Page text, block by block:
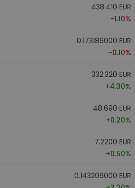
438.410 EUR
-1.10%
0.173186000 EUR
-0.10%
332.320 EUR
+4.30%
48.690 EUR
+0.20%
7.2200 EUR
+0.50%
0.143206000 EUR